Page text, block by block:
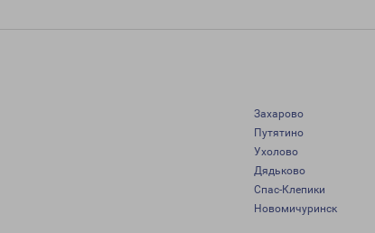
Захарово
Путятино
Ухолово
Дядьково
Спас-Клепики
Новомичуринск